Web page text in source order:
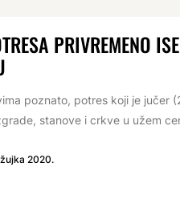
PRIVREMENO
poznato, potres koji je jučer
stanove i crkve u užem
2020.